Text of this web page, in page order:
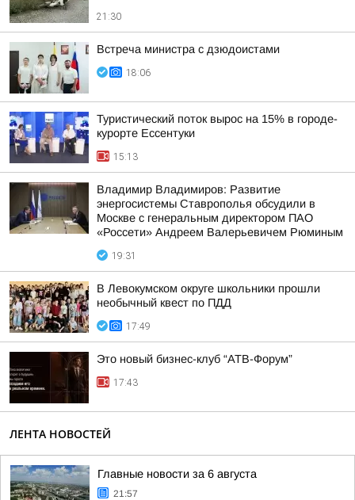
21:30
Встреча министра с дзюдоистами
18:06
Туристический поток вырос на 15% в городе-
курорте Ессентуки
15:13
Владимир Владимиров: Развитие
энергосистемы Ставрополья обсудили в
Москве с генеральным директором ПАО
«Россети» Андреем Валерьевичем Рюминым
19:31
В Левокумском округе школьники прошли
необычный квест по ПДД
17:49
Это новый бизнес-клуб “АТВ-Форум”
17:43
ЛЕНТА НОВОСТЕЙ
Главные новости за 6 августа
21:57